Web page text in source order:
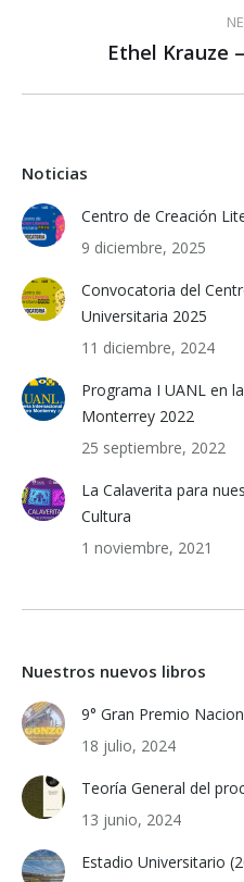
Ethel Krauze
Noticias
Centro de Creación
9 diciembre, 2025
Convocatoria del
Universitaria 2025
11 diciembre, 2024
Programa I UANL en
Monterrey 2022
25 septiembre, 2022
La Calaverita para
Cultura
1 noviembre, 2021
Nuestros nuevos libros
9° Gran Premio
18 julio, 2024
Teoría General del
13 junio, 2024
Estadio Universitario